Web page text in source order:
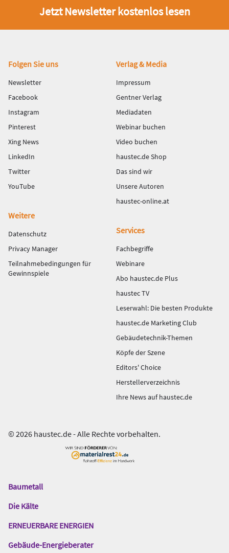
Jetzt Newsletter kostenlos lesen
Fußbereich
Folgen Sie uns
Newsletter
Facebook
Instagram
Pinterest
Xing News
LinkedIn
Twitter
YouTube
Verlag & Media
Impressum
Gentner Verlag
Mediadaten
Webinar buchen
Video buchen
haustec.de Shop
Das sind wir
Unsere Autoren
haustec-online.at
Weitere
Datenschutz
Privacy Manager
Teilnahmebedingungen für
Gewinnspiele
Services
Fachbegriffe
Webinare
Abo haustec.de Plus
haustec TV
Leserwahl: Die besten Produkte
haustec.de Marketing Club
Gebäudetechnik-Themen
Köpfe der Szene
Editors' Choice
Herstellerverzeichnis
Ihre News auf haustec.de
© 2026 haustec.de - Alle Rechte vorbehalten.
Das
Gentner
Baumetall
Die Kälte
ERNEUERBARE ENERGIEN
Gebäude-Energieberater